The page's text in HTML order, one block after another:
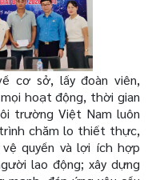
cơ sở, lấy đoàn viên,
hoạt động, thời gian
trường Việt Nam luôn
chăm lo thiết thực,
quyền và lợi ích hợp
lao động; xây dựng